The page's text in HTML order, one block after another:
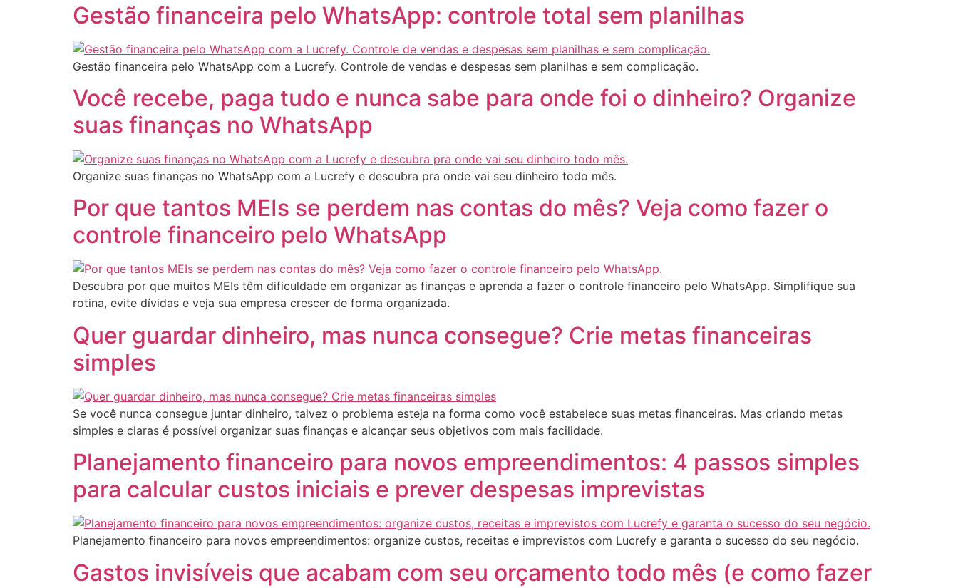
Gestão financeira pelo WhatsApp: controle total sem planilhas
Gestão financeira pelo WhatsApp com a Lucrefy. Controle de vendas e despesas sem planilhas e sem complicação.
Você recebe, paga tudo e nunca sabe para onde foi o dinheiro? Organize
suas finanças no WhatsApp
Organize suas finanças no WhatsApp com a Lucrefy e descubra pra onde vai seu dinheiro todo mês.
Por que tantos MEIs se perdem nas contas do mês? Veja como fazer o
controle financeiro pelo WhatsApp
Descubra por que muitos MEIs têm dificuldade em organizar as finanças e aprenda a fazer o controle financeiro pelo WhatsApp. Simplifique sua
rotina, evite dívidas e veja sua empresa crescer de forma organizada.
Quer guardar dinheiro, mas nunca consegue? Crie metas financeiras
simples
Se você nunca consegue juntar dinheiro, talvez o problema esteja na forma como você estabelece suas metas financeiras. Mas criando metas
simples e claras é possível organizar suas finanças e alcançar seus objetivos com mais facilidade.
Planejamento financeiro para novos empreendimentos: 4 passos simples
para calcular custos iniciais e prever despesas imprevistas
Planejamento financeiro para novos empreendimentos: organize custos, receitas e imprevistos com Lucrefy e garanta o sucesso do seu negócio.
Gastos invisíveis que acabam com seu orçamento todo mês (e como fazer